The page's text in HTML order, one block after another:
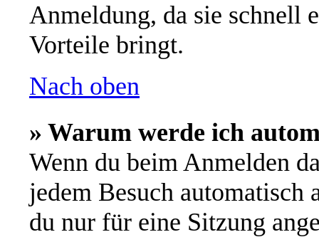
Anmeldung, da sie schnell
Vorteile bringt.
Nach oben
» Warum werde ich
Wenn du beim Anmelden
jedem Besuch automatisch
du nur für eine Sitzung